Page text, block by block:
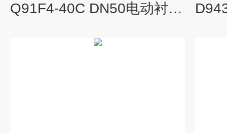
Q91F4-40C DN50电动衬氟法兰球阀DN50